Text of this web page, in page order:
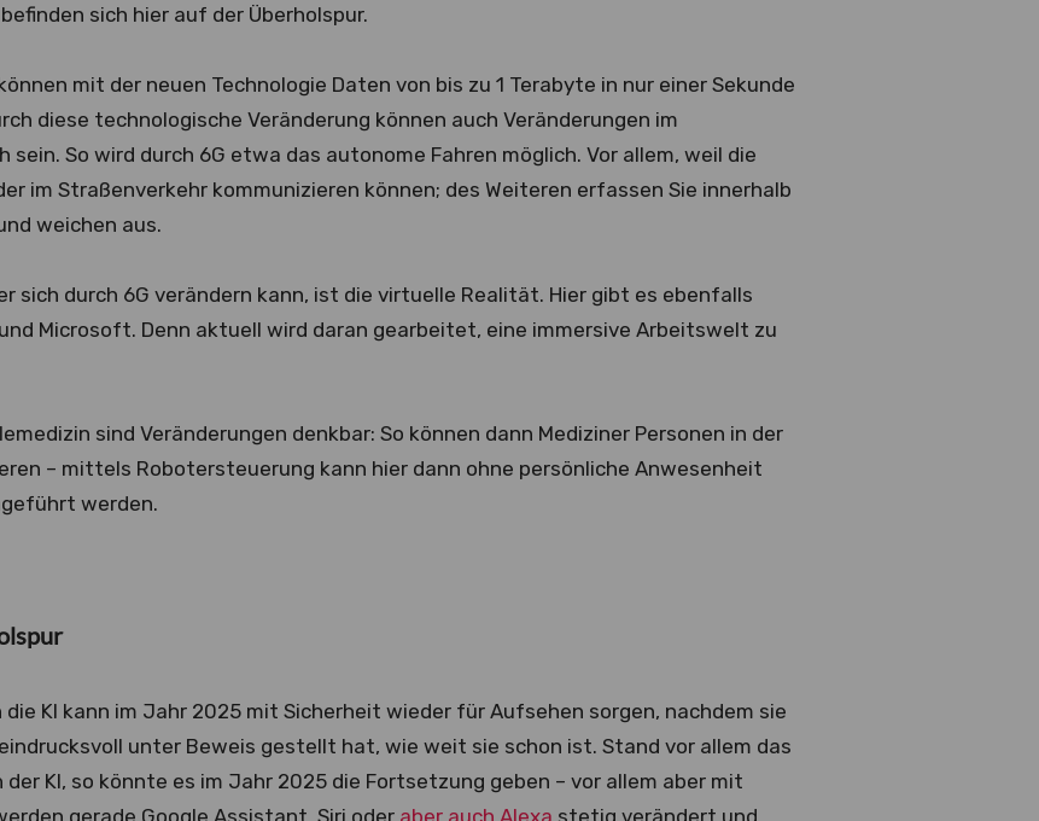
sich hier auf der Überholspur.
mit der neuen Technologie Daten von bis zu 1 Terabyte in nur einer Sekunde
diese technologische Veränderung können auch Veränderungen im
sein. So wird durch 6G etwa das autonome Fahren möglich. Vor allem, weil die
im Straßenverkehr kommunizieren können; des Weiteren erfassen Sie innerhalb
weichen aus.
sich durch 6G verändern kann, ist die virtuelle Realität. Hier gibt es ebenfalls
Microsoft. Denn aktuell wird daran gearbeitet, eine immersive Arbeitswelt zu
sind Veränderungen denkbar: So können dann Mediziner Personen in der
– mittels Robotersteuerung kann hier dann ohne persönliche Anwesenheit
werden.
die KI kann im Jahr 2025 mit Sicherheit wieder für Aufsehen sorgen, nachdem sie
unter Beweis gestellt hat, wie weit sie schon ist. Stand vor allem das
KI, so könnte es im Jahr 2025 die Fortsetzung geben – vor allem aber mit
gerade Google Assistant, Siri oder aber auch Alexa stetig verändert und